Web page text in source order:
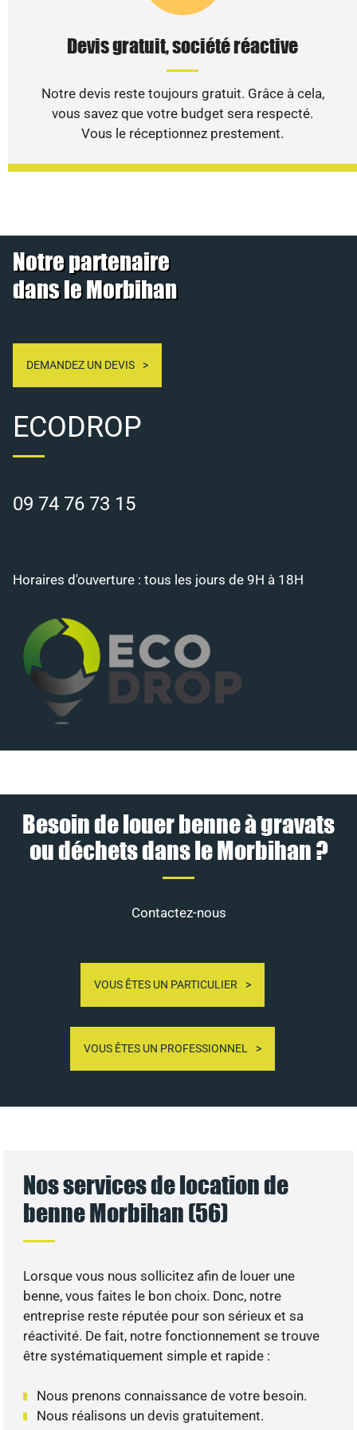
Devis gratuit, société réactive
Notre devis reste toujours gratuit. Grâce à cela,
vous savez que votre budget sera respecté.
Vous le réceptionnez prestement.
Notre partenaire
dans le Morbihan
DEMANDEZ UN DEVIS
ECODROP
09 74 76 73 15
Horaires d'ouverture : tous les jours de 9H à 18H
Besoin de louer benne à gravats
ou déchets dans le Morbihan ?
Contactez-nous
VOUS ÊTES UN PARTICULIER
VOUS ÊTES UN PROFESSIONNEL
Nos services de location de
benne Morbihan (56)
Lorsque vous nous sollicitez afin de louer une
benne, vous faites le bon choix. Donc, notre
entreprise reste réputée pour son sérieux et sa
réactivité. De fait, notre fonctionnement se trouve
être systématiquement simple et rapide :
Nous prenons connaissance de votre besoin.
Nous réalisons un devis gratuitement.